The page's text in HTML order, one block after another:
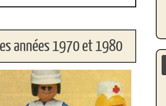
années 1970 et 1980